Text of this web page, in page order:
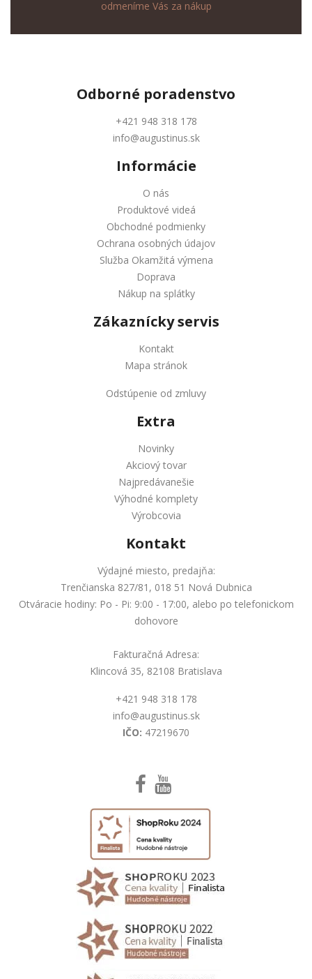
odmeníme Vás za nákup
Odborné poradenstvo
+421 948 318 178
info@augustinus.sk
Informácie
O nás
Produktové videá
Obchodné podmienky
Ochrana osobných údajov
Služba Okamžitá výmena
Doprava
Nákup na splátky
Zákaznícky servis
Kontakt
Mapa stránok
Odstúpenie od zmluvy
Extra
Novinky
Akciový tovar
Najpredávanešie
Výhodné komplety
Výrobcovia
Kontakt
Výdajné miesto, predajňa:
Trenčianska 827/81, 018 51 Nová Dubnica
Otváracie hodiny: Po - Pi: 9:00 - 17:00, alebo po telefonickom
dohovore
Fakturačná Adresa:
Klincová 35, 82108 Bratislava
+421 948 318 178
info@augustinus.sk
IČO: 47219670